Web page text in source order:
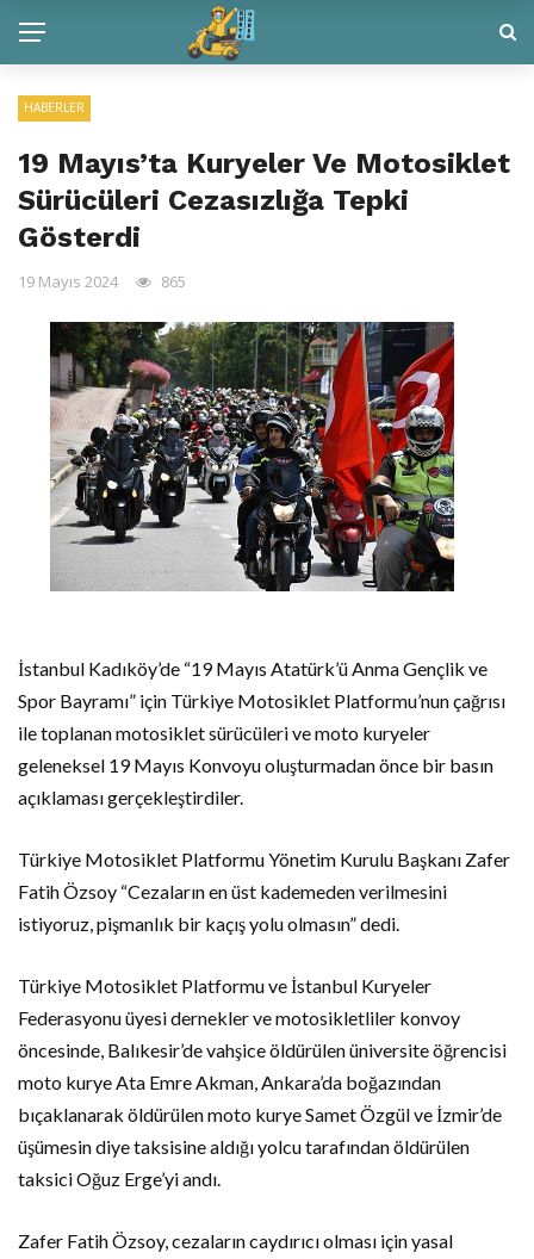
HABERLER
19 Mayıs’ta Kuryeler Ve Motosiklet
Sürücüleri Cezasızlığa Tepki
Gösterdi
19 Mayıs 2024 865
İstanbul Kadıköy’de “19 Mayıs Atatürk’ü Anma Gençlik ve
Spor Bayramı” için Türkiye Motosiklet Platformu’nun çağrısı
ile toplanan motosiklet sürücüleri ve moto kuryeler
geleneksel 19 Mayıs Konvoyu oluşturmadan önce bir basın
açıklaması gerçekleştirdiler.
Türkiye Motosiklet Platformu Yönetim Kurulu Başkanı Zafer
Fatih Özsoy “Cezaların en üst kademeden verilmesini
istiyoruz, pişmanlık bir kaçış yolu olmasın” dedi.
Türkiye Motosiklet Platformu ve İstanbul Kuryeler
Federasyonu üyesi dernekler ve motosikletliler konvoy
öncesinde, Balıkesir’de vahşice öldürülen üniversite öğrencisi
moto kurye Ata Emre Akman, Ankara’da boğazından
bıçaklanarak öldürülen moto kurye Samet Özgül ve İzmir’de
üşümesin diye taksisine aldığı yolcu tarafından öldürülen
taksici Oğuz Erge’yi andı.
Zafer Fatih Özsoy, cezaların caydırıcı olması için yasal